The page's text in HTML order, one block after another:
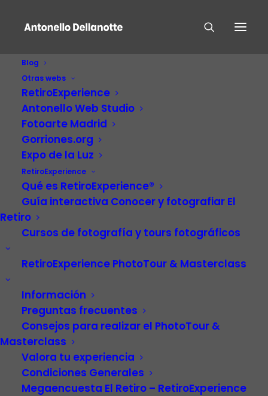
Blog
Otras webs
RetiroExperience
Antonello Web Studio
Fotoarte Madrid
Gorriones.org
Expo de la Luz
RetiroExperience
Qué es RetiroExperience®
Guía interactiva Conocer y fotografiar El
Retiro
Cursos de fotografía y tours fotográficos
RetiroExperience PhotoTour & Masterclass
Información
Preguntas frecuentes
Consejos para realizar el PhotoTour &
Masterclass
Valora tu experiencia
Condiciones Generales
Megaencuesta El Retiro – RetiroExperience
El Retiro Sin Nosotros